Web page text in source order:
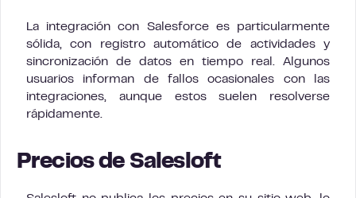
La integración con Salesforce es particularmente
sólida, con registro automático de actividades y
sincronización de datos en tiempo real. Algunos
usuarios informan de fallos ocasionales con las
integraciones, aunque estos suelen resolverse
rápidamente.
Precios de Salesloft